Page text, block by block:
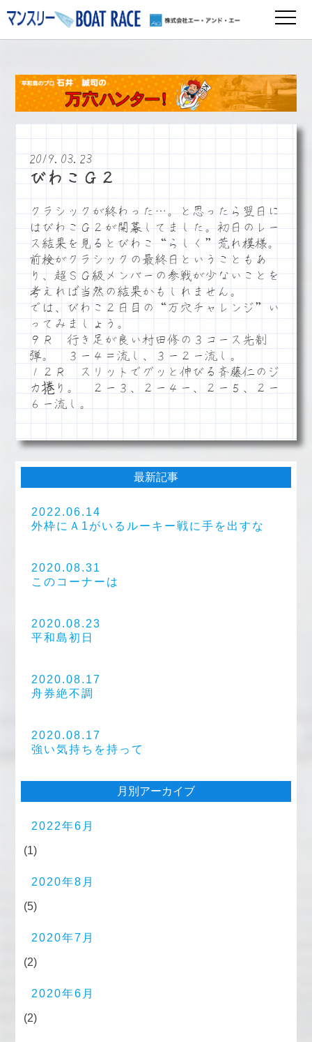
2019.03.23
びわこＧ２
クラシックが終わった…。と思ったら翌日に
はびわこＧ２が開幕してました。初日のレー
ス結果を見るとびわこ“らしく”荒れ模様。
前検がクラシックの最終日ということもあ
り、超ＳＧ級メンバーの参戦が少ないことを
考えれば当然の結果かもしれません。
では、びわこ２日目の“万穴チャレンジ”い
ってみましょう。
９Ｒ 行き足が良い村田修の３コース先制
弾。 ３ー４＝流し、３ー２ー流し。
１２Ｒ スリットでグッと伸びる斉藤仁のジ
カ捲り。 ２ー３、２ー４ー、２ー５、２ー
６ー流し。
最新記事
2022.06.14
外枠にＡ1がいるルーキー戦に手を出すな
2020.08.31
このコーナーは
2020.08.23
平和島初日
2020.08.17
舟券絶不調
2020.08.17
強い気持ちを持って
月別アーカイブ
2022年6月
(1)
2020年8月
(5)
2020年7月
(2)
2020年6月
(2)